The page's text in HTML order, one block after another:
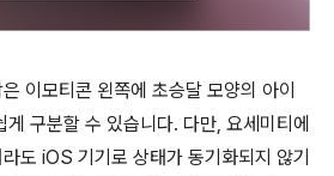
이모티콘 왼쪽에 초승달 모양의 아이
구분할 수 있습니다. 다만, 요세미티에
도 iOS 기기로 상태가 동기화되지 않기